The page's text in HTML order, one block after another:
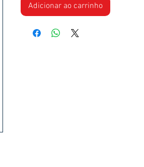
Adicionar ao carrinho